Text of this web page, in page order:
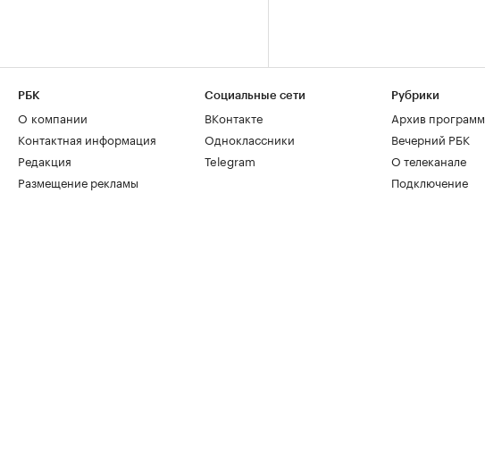
РБК
О компании
Контактная информация
Редакция
Размещение рекламы
Социальные сети
ВКонтакте
Одноклассники
Telegram
Рубрики
Архив программ
Вечерний РБК
О телеканале
Подключение